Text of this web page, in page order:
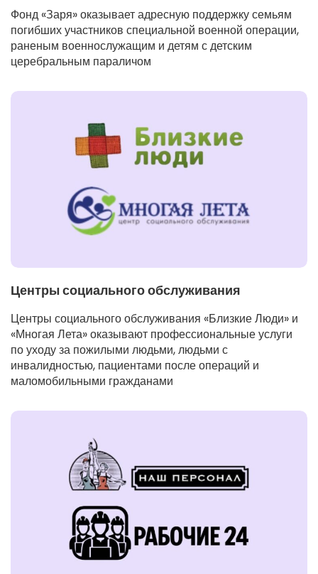
Фонд «Заря» оказывает адресную поддержку семьям
погибших участников специальной военной операции,
раненым военнослужащим и детям с детским
церебральным параличом
Центры социального обслуживания
Центры социального обслуживания «Близкие Люди» и
«Многая Лета» оказывают профессиональные услуги
по уходу за пожилыми людьми, людьми с
инвалидностью, пациентами после операций и
маломобильными гражданами